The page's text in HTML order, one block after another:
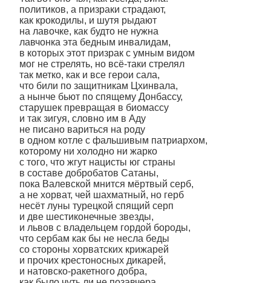
политиков, а призраки страдают,
как крокодилы, и шутя рыдают
на лавочке, как будто не нужна
лавчонка эта бедным инвалидам,
в которых этот призрак с умным видом
мог не стрелять, но всё-таки стрелял
так метко, как и все герои сала,
что били по защитникам Цхинвала,
а нынче бьют по спящему Донбассу,
старушек превращая в биомассу
и так зигуя, словно им в Аду
не писано вариться на роду
в одном котле с фальшивым патриархом,
которому ни холодно ни жарко
с того, что жгут нацисты юг страны
в составе добробатов Сатаны,
пока Валевской мнится мёртвый серб,
а не хорват, чей шахматный, но герб
несёт луны турецкой спящий серп
и две шестиконечные звезды,
и львов с владельцем гордой бороды,
что сербам как бы не несла беды
со стороны хорватских крижарей
и прочих крестоносных дикарей,
и натовско-ракетного добра,